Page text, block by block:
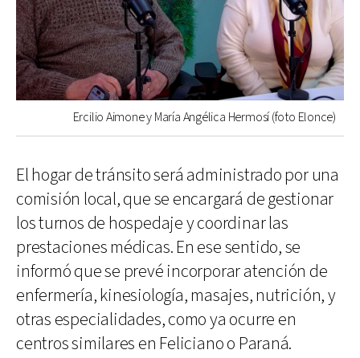
Ercilio Aimone y María Angélica Hermosí (foto Elonce)
El hogar de tránsito será administrado por una
comisión local, que se encargará de gestionar
los turnos de hospedaje y coordinar las
prestaciones médicas. En ese sentido, se
informó que se prevé incorporar atención de
enfermería, kinesiología, masajes, nutrición, y
otras especialidades, como ya ocurre en
centros similares en Feliciano o Paraná.